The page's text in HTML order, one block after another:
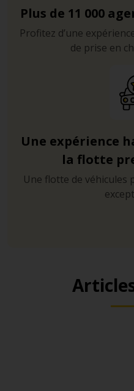
Plus de 11 000
Profitez d’une
de prise en
Une expérience
la flotte
Une flotte de véhicules